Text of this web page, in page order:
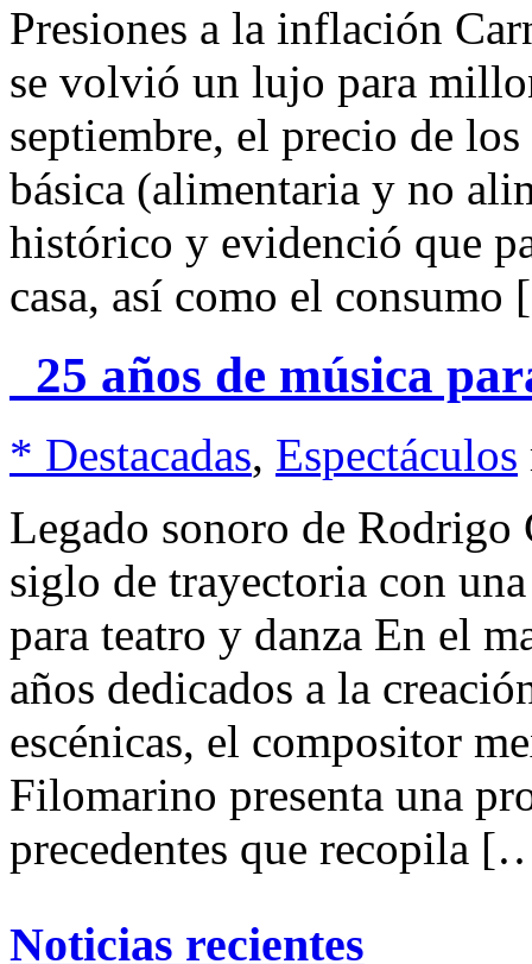
Presiones a la inflación
se volvió un lujo para
septiembre, el precio de
básica (alimentaria y no
histórico y evidenció que
casa, así como el
25 años de música
* Destacadas, Espectáculos
Legado sonoro de
siglo de trayectoria con
para teatro y danza En el
años dedicados a la
escénicas, el compositor
Filomarino presenta una
precedentes que recopila
Noticias recientes